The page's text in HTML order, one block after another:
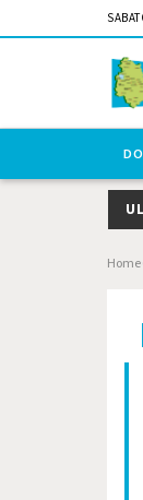
strategiche
Home